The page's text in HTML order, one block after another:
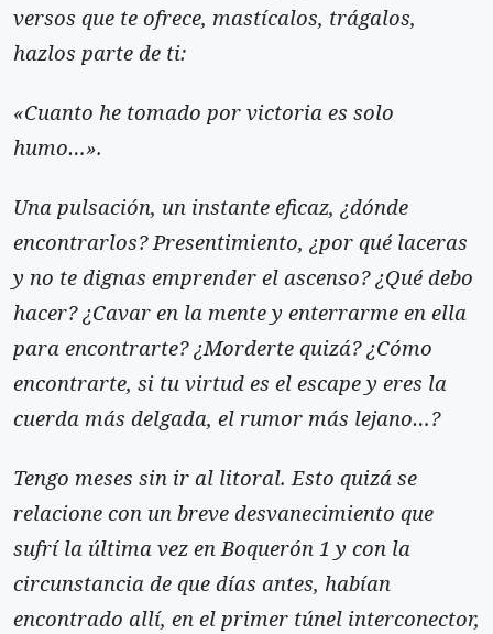
versos que te ofrece, mastícalos, trágalos,
hazlos parte de ti:
«Cuanto he tomado por victoria es solo
humo…».
Una pulsación, un instante eficaz, ¿dónde
encontrarlos? Presentimiento, ¿por qué laceras
y no te dignas emprender el ascenso? ¿Qué debo
hacer? ¿Cavar en la mente y enterrarme en ella
para encontrarte? ¿Morderte quizá? ¿Cómo
encontrarte, si tu virtud es el escape y eres la
cuerda más delgada, el rumor más lejano…?
Tengo meses sin ir al litoral. Esto quizá se
relacione con un breve desvanecimiento que
sufrí la última vez en Boquerón 1 y con la
circunstancia de que días antes, habían
encontrado allí, en el primer túnel interconector,